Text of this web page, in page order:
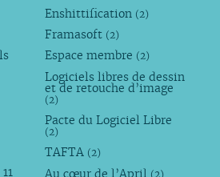
Enshittification (2)
Framasoft (2)
Espace membre (2)
Logiciels libres de dessin
et de retouche d’image
(2)
Pacte du Logiciel Libre
(2)
TAFTA (2)
Au cœur de l’April (2)